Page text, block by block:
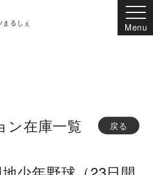
るしぇ
ン在庫一覧 戻る